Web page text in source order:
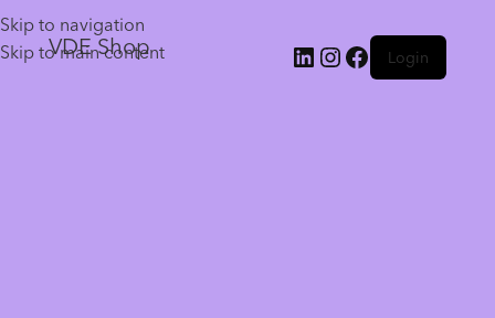
Skip to navigation
Skip to main content
VDE Shop Login